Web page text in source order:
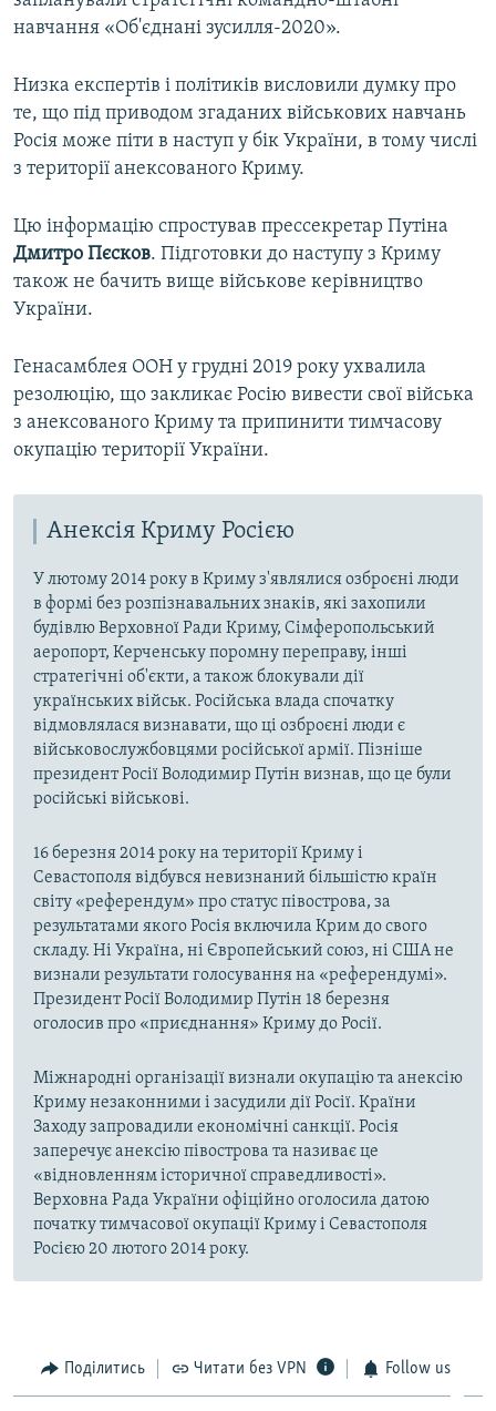
навчання «Об'єднані зусилля-2020».
Низка експертів і політиків висловили думку про
те, що під приводом згаданих військових навчань
Росія може піти в наступ у бік України, в тому числі
з території анексованого Криму.
Цю інформацію спростував прессекретар Путіна
Дмитро Пєсков. Підготовки до наступу з Криму
також не бачить вище військове керівництво
України.
Генасамблея ООН у грудні 2019 року ухвалила
резолюцію, що закликає Росію вивести свої війська
з анексованого Криму та припинити тимчасову
окупацію території України.
Анексія Криму Росією
У лютому 2014 року в Криму з'являлися озброєні люди
в формі без розпізнавальних знаків, які захопили
будівлю Верховної Ради Криму, Сімферопольський
аеропорт, Керченську поромну переправу, інші
стратегічні об'єкти, а також блокували дії
українських військ. Російська влада спочатку
відмовлялася визнавати, що ці озброєні люди є
військовослужбовцями російської армії. Пізніше
президент Росії Володимир Путін визнав, що це були
російські військові.
16 березня 2014 року на території Криму і
Севастополя відбувся невизнаний більшістю країн
світу «референдум» про статус півострова, за
результатами якого Росія включила Крим до свого
складу. Ні Україна, ні Європейський союз, ні США не
визнали результати голосування на «референдумі».
Президент Росії Володимир Путін 18 березня
оголосив про «приєднання» Криму до Росії.
Міжнародні організації визнали окупацію та анексію
Криму незаконними і засудили дії Росії. Країни
Заходу запровадили економічні санкції. Росія
заперечує анексію півострова та називає це
«відновленням історичної справедливості».
Верховна Рада України офіційно оголосила датою
початку тимчасової окупації Криму і Севастополя
Росією 20 лютого 2014 року.
Поділитись Читати без VPN Follow us